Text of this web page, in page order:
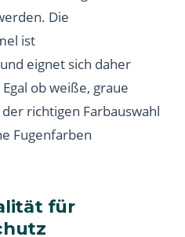
Die
ist
eignet sich daher
ob weiße, graue
richtigen Farbauswahl
Fugenfarben
für